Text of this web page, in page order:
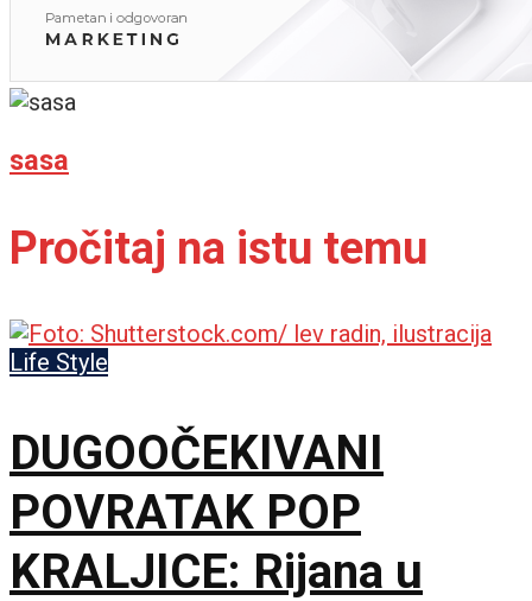
sasa
Pročitaj na istu temu
Life Style
DUGOOČEKIVANI
POVRATAK POP
KRALJICE: Rijana u